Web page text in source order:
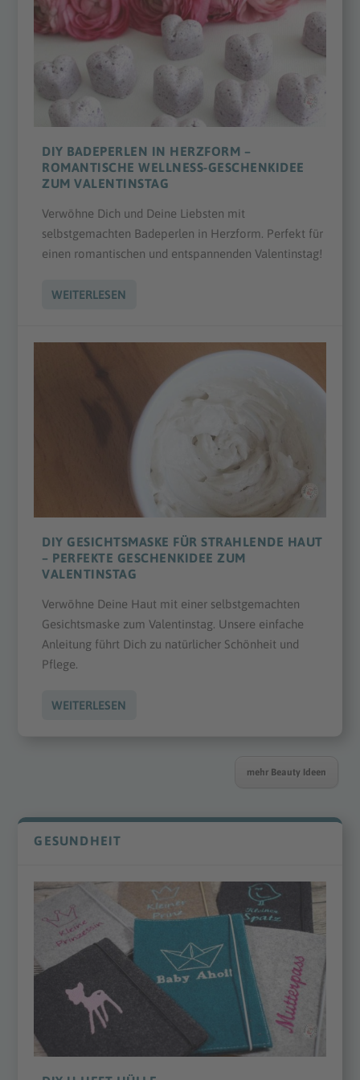
DIY BADEPERLEN IN HERZFORM –
ROMANTISCHE WELLNESS-GESCHENKIDEE
ZUM VALENTINSTAG
Verwöhne Dich und Deine Liebsten mit
selbstgemachten Badeperlen in Herzform. Perfekt für
einen romantischen und entspannenden Valentinstag!
WEITERLESEN
DIY GESICHTSMASKE FÜR STRAHLENDE HAUT
– PERFEKTE GESCHENKIDEE ZUM
VALENTINSTAG
Verwöhne Deine Haut mit einer selbstgemachten
Gesichtsmaske zum Valentinstag. Unsere einfache
Anleitung führt Dich zu natürlicher Schönheit und
Pflege.
WEITERLESEN
mehr Beauty Ideen
GESUNDHEIT